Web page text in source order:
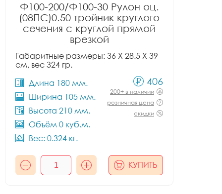
Ф100-200/Ф100-30 Рулон оц.
(08ПС)0.50 тройник круглого
сечения с круглой прямой
врезкой
Габаритные размеры: 36 X 28.5 X 39
см, вес 324 гр.
Длина 180 мм.
Ширина 105 мм.
Высота 210 мм.
Объём 0 куб.м.
Вес: 0.324 кг.
406
200+ в наличии
розничная цена
скидки
КУПИТЬ